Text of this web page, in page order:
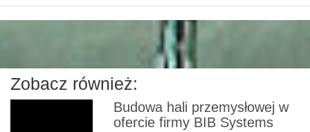
Zobacz również:
Budowa hali przemysłowej w
ofercie firmy BIB Systems